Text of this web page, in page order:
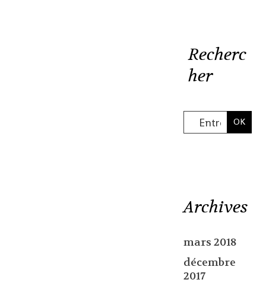
Recherc
her
Archives
mars 2018
décembre
2017